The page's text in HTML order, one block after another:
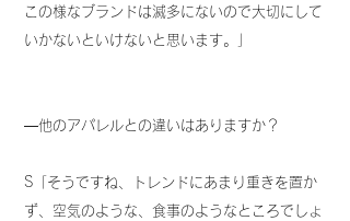
この様なブランドは滅多にないので大切にして
いかないといけないと思います。」
―他のアパレルとの違いはありますか？
S「そうですね、トレンドにあまり重きを置か
ず、空気のような、食事のようなところでしょ